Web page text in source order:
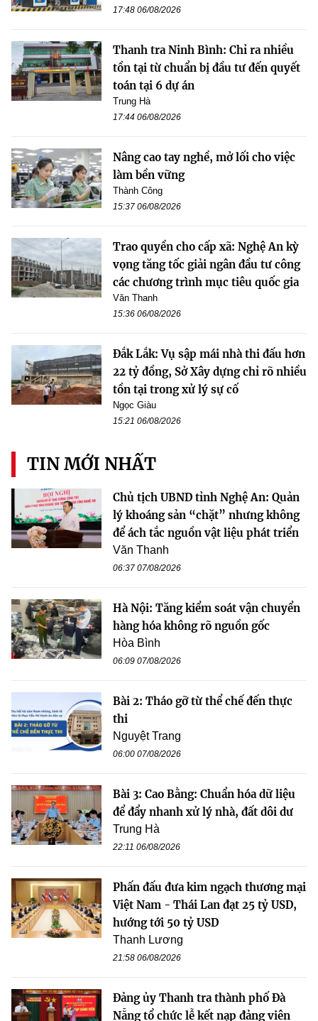
17:48 06/08/2026
Thanh tra Ninh Bình: Chỉ ra nhiều
tồn tại từ chuẩn bị đầu tư đến quyết
toán tại 6 dự án
Trung Hà
17:44 06/08/2026
Nâng cao tay nghề, mở lối cho việc
làm bền vững
Thành Công
15:37 06/08/2026
Trao quyền cho cấp xã: Nghệ An kỳ
vọng tăng tốc giải ngân đầu tư công
các chương trình mục tiêu quốc gia
Văn Thanh
15:36 06/08/2026
Đắk Lắk: Vụ sập mái nhà thi đấu hơn
22 tỷ đồng, Sở Xây dựng chỉ rõ nhiều
tồn tại trong xử lý sự cố
Ngọc Giàu
15:21 06/08/2026
TIN MỚI NHẤT
Chủ tịch UBND tỉnh Nghệ An: Quản
lý khoáng sản “chặt” nhưng không
để ách tắc nguồn vật liệu phát triển
Văn Thanh
06:37 07/08/2026
Hà Nội: Tăng kiểm soát vận chuyển
hàng hóa không rõ nguồn gốc
Hòa Bình
06:09 07/08/2026
Bài 2: Tháo gỡ từ thể chế đến thực
thi
Nguyệt Trang
06:00 07/08/2026
Bài 3: Cao Bằng: Chuẩn hóa dữ liệu
để đẩy nhanh xử lý nhà, đất dôi dư
Trung Hà
22:11 06/08/2026
Phấn đấu đưa kim ngạch thương mại
Việt Nam - Thái Lan đạt 25 tỷ USD,
hướng tới 50 tỷ USD
Thanh Lương
21:58 06/08/2026
Đảng ủy Thanh tra thành phố Đà
Nẵng tổ chức lễ kết nạp đảng viên